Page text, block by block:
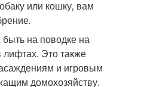
или кошку, вам
на поводке на
лифтах. Это также
и игровым
домохозяйству.